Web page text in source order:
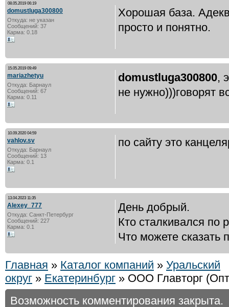
08.05.2019 06:19
domustluga300800
Откуда: не указан
Сообщений: 37
Карма: 0.18
Хорошая база.
просто и понятно.
15.05.2019 09:49
mariazhetyu
Откуда: Барнаул
Сообщений: 67
Карма: 0.11
domustluga300800,
не нужно)))говорят
10.09.2020 04:59
vahlov.sv
Откуда: Барнаул
Сообщений: 13
Карма: 0.1
по сайту это
13.04.2023 11:35
Alexey_777
Откуда: Санкт-Петербург
Сообщений: 227
Карма: 0.1
День добрый.
Кто сталкивался по
Что можете сказать
Главная » Каталог компаний » Уральский
округ » Екатеринбург » ООО Главторг
Возможность комментирования закрыта.